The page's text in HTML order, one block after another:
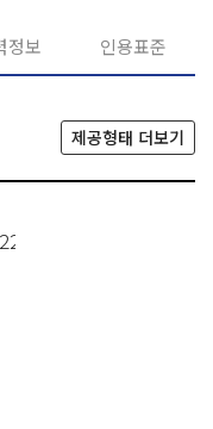
정보 인용표준
제공형태 더보기